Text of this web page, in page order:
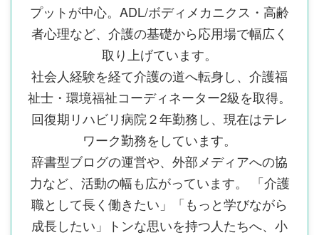
プットが中心。ADL/ボディメカニクス・高齢
者心理など、介護の基礎から応用場で幅広く
取り上げています。
社会人経験を経て介護の道へ転身し、介護福
祉士・環境福祉コーディネーター2級を取得。
回復期リハビリ病院２年勤務し、現在はテレ
ワーク勤務をしています。
辞書型ブログの運営や、外部メディアへの協
力など、活動の幅も広がっています。 「介護
職として長く働きたい」「もっと学びながら
成長したい」トンな思いを持つ人たちへ、小